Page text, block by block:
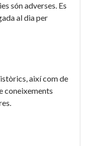
són adverses. Es
al dia per
així com de
coneixements